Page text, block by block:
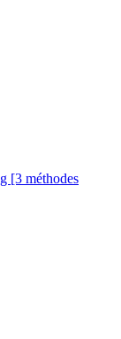
[3 méthodes